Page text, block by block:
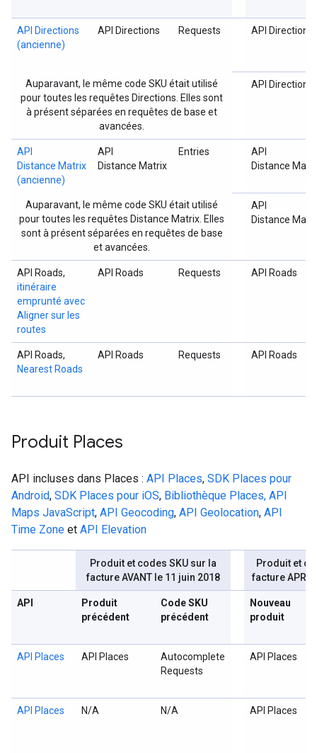
API Directions
(ancienne)
API Directions Requests API Directions
Auparavant, le même code SKU était utilisé
pour toutes les requêtes Directions. Elles sont
à présent séparées en requêtes de base et
avancées.
API Directions
API
Distance Matrix
(ancienne)
API
Distance Matrix
Entries
API
Distance
Auparavant, le même code SKU était utilisé
pour toutes les requêtes Distance Matrix. Elles
sont à présent séparées en requêtes de base
et avancées.
API
Distance
API Roads,
itinéraire
emprunté avec
Aligner sur les
routes
API Roads Requests API Roads
API Roads,
Nearest Roads
API Roads Requests API Roads
Produit Places
API incluses dans Places : API Places, SDK Places pour
Android, SDK Places pour iOS, Bibliothèque Places, API
Maps JavaScript, API Geocoding, API Geolocation, API
Time Zone et API Elevation
Produit et codes SKU sur la
facture AVANT le 11 juin 2018
Produit et
facture
API
Produit
précédent
Code SKU
précédent
Nouveau
produit
API Places API Places
Autocomplete
Requests
API Places
API Places N/A N/A API Places